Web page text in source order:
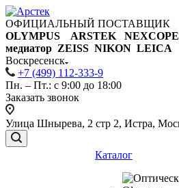
ОФИЦИАЛЬНЫЙ ПОСТАВЩИК
OLYMPUS ARSTEK NEXCOPE
медиатор ZEISS NIKON LEICA
Воскресенск
+7 (499) 112-333-9
Пн. – Пт.: с 9:00 до 18:00
Заказать звонок
Улица Шнырева, 2 стр 2, Истра,
Каталог